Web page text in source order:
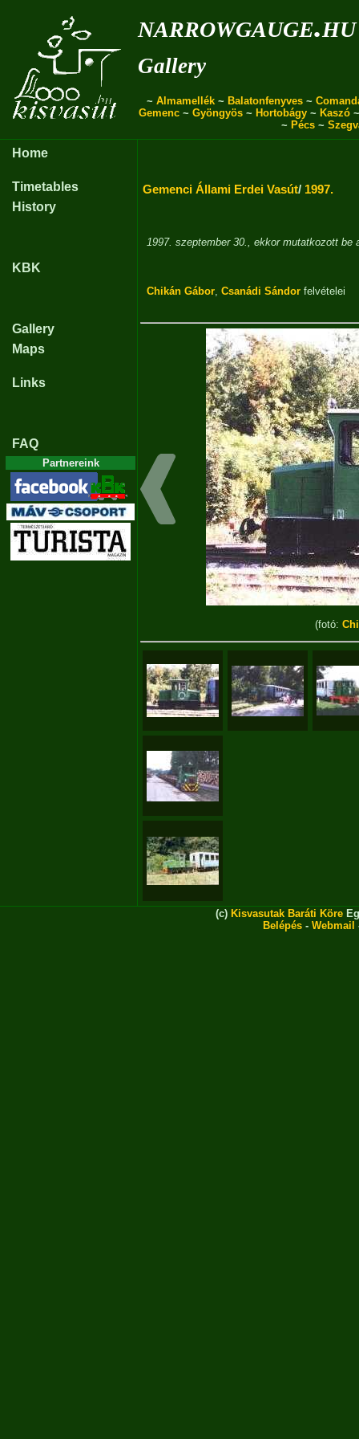
narrowgauge.hu
Gallery
~ Almamellék ~ Balatonfenyves ~
Gemenc ~ Gyöngyös ~ Hortobágy ~ Kaszó
~ Pécs ~
Home
Timetables
History
KBK
Gallery
Maps
Links
FAQ
Partnereink
Gemenci Állami Erdei Vasút/ 1997.
1997. szeptember 30., ekkor mutatkozott be
Chikán Gábor, Csanádi Sándor felvételei
(fotó:
(c) Kisvasutak Baráti Köre
Belépés - Webmail